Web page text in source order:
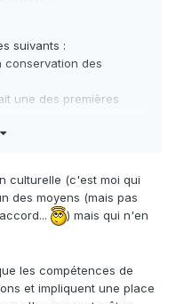
associations et aux
qu'on aurait pu
de quartier, ou
de "mixité sociale",
faire un bibliothécaire
à tricoter, jouer à
de la filière animation
mieux que nous.
suivants :
conservation des
une des premières
assurée par la BNF
pas pour mission de
des sujets d’intérêt
et aux
culturelle (c'est moi qui
des moyens (mais pas
) mais qui n'en
les compétences de
et impliquent une place